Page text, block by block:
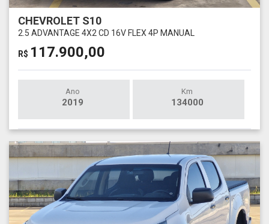
CHEVROLET S10
2.5 ADVANTAGE 4X2 CD 16V FLEX 4P MANUAL
R$ 117.900,00
Ano
2019
Km
134000